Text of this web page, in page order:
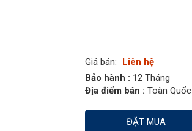
Giá bán:
Liên hệ
Bảo hành : 12 Tháng
Địa điểm bán : Toàn Quốc
ĐẶT MUA